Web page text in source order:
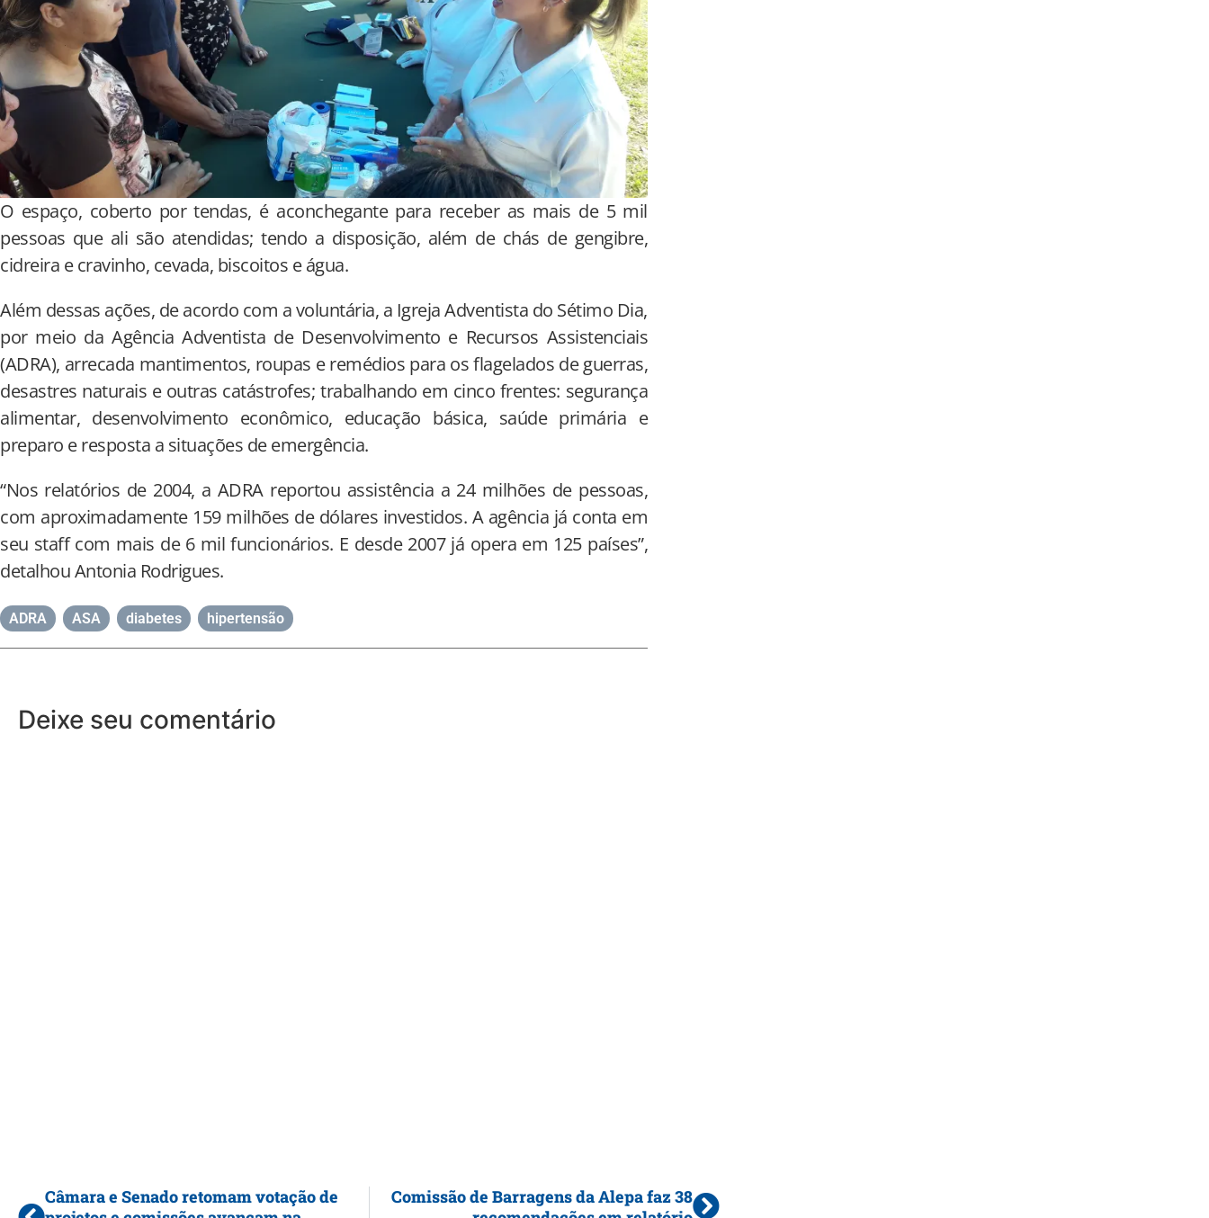
O espaço, coberto por tendas, é aconchegante para receber as mais de 5 mil
pessoas que ali são atendidas; tendo a disposição, além de chás de gengibre,
cidreira e cravinho, cevada, biscoitos e água.
Além dessas ações, de acordo com a voluntária, a Igreja Adventista do Sétimo Dia,
por meio da Agência Adventista de Desenvolvimento e Recursos Assistenciais
(ADRA), arrecada mantimentos, roupas e remédios para os flagelados de guerras,
desastres naturais e outras catástrofes; trabalhando em cinco frentes: segurança
alimentar, desenvolvimento econômico, educação básica, saúde primária e
preparo e resposta a situações de emergência.
“Nos relatórios de 2004, a ADRA reportou assistência a 24 milhões de pessoas,
com aproximadamente 159 milhões de dólares investidos. A agência já conta em
seu staff com mais de 6 mil funcionários. E desde 2007 já opera em 125 países”,
detalhou Antonia Rodrigues.
ADRA ASA diabetes hipertensão
Deixe seu comentário
Câmara e Senado retomam votação de
Comissão de Barragens da Alepa faz 38